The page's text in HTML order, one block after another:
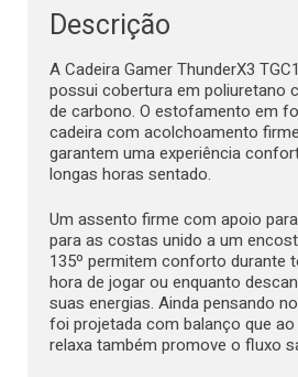
Descrição
A Cadeira Gamer ThunderX3
possui cobertura em poliuretano
de carbono. O estofamento em
cadeira com acolchoamento
garantem uma experiência
longas horas sentado.
Um assento firme com apoio
para as costas unido a um
135º permitem conforto durante
hora de jogar ou enquanto
suas energias. Ainda pensando
foi projetada com balanço que
relaxa também promove o fluxo